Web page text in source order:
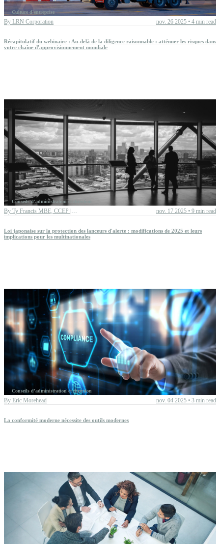
LRN News
Culture d'entreprise
By LRN Corporation nov. 26 2025 • 4 min read
Récapitulatif du webinaire : Au-delà de la diligence raisonnable : atténuer les risques dans
votre chaîne d'approvisionnement mondiale
Conseils d'administration et direction
By Ty Francis MBE, CCEP | Chief Advisory Officer nov. 17 2025 • 9 min read
Loi japonaise sur la protection des lanceurs d'alerte : modifications de 2025 et leurs
implications pour les multinationales
Conseils d'administration et direction
By Eric Morehead nov. 04 2025 • 3 min read
La conformité moderne nécessite des outils modernes